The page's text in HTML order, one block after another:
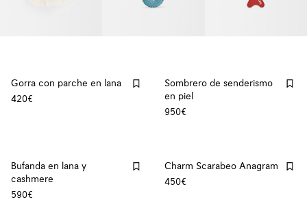
Gorra con parche en lana
420€
Sombrero de senderismo
en piel
950€
Bufanda en lana y
cashmere
590€
Charm Scarabeo Anagram
450€